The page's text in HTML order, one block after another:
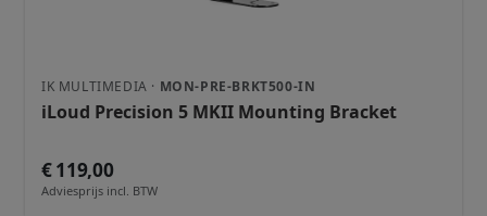
IK MULTIMEDIA · MON-PRE-BRKT500-IN
iLoud Precision 5 MKII Mounting Bracket
€ 119,00
Adviesprijs incl. BTW